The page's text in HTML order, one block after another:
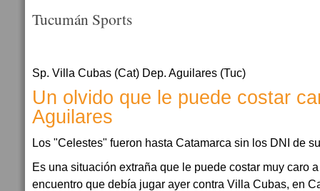
Tucumán Sports
Sp. Villa Cubas (Cat) Dep. Aguilares (Tuc)
Un olvido que le puede costar
Aguilares
Los "Celestes" fueron hasta Catamarca sin los DNI de
Es una situación extraña que le puede costar muy caro
encuentro que debía jugar ayer contra Villa Cubas, en